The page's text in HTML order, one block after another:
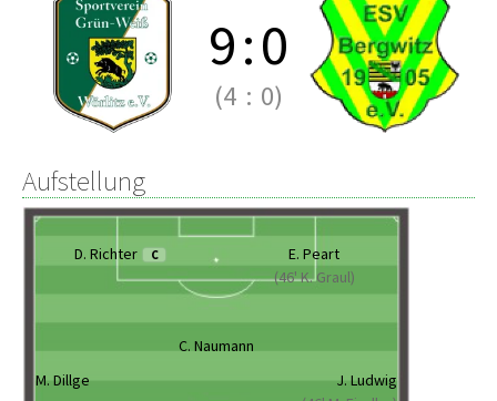
9:0
(4 : 0)
Aufstellung
D. Richter C
E. Peart
(46' K. Graul)
C. Naumann
M. Dillge
J. Ludwig